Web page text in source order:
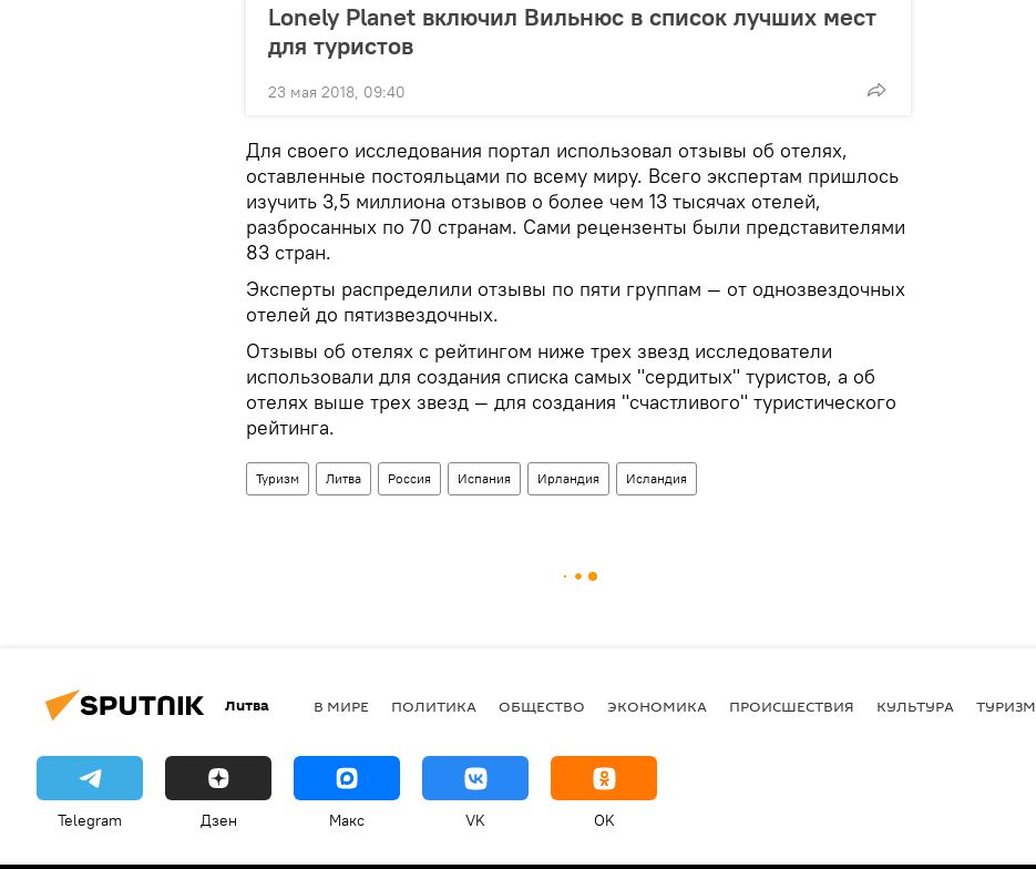
Lonely Planet включил Вильнюс в список лучших мест
для туристов
23 мая 2018, 09:40
Для своего исследования портал использовал отзывы об отелях,
оставленные постояльцами по всему миру. Всего экспертам пришлось
изучить 3,5 миллиона отзывов о более чем 13 тысячах отелей,
разбросанных по 70 странам. Сами рецензенты были представителями
83 стран.
Эксперты распределили отзывы по пяти группам — от однозвездочных
отелей до пятизвездочных.
Отзывы об отелях с рейтингом ниже трех звезд исследователи
использовали для создания списка самых "сердитых" туристов, а об
отелях выше трех звезд — для создания "счастливого" туристического
рейтинга.
Туризм Литва Россия Испания Ирландия Исландия
Литва В МИРЕ ПОЛИТИКА ОБЩЕСТВО ЭКОНОМИКА ПРОИСШЕСТВИЯ КУЛЬТУРА ТУРИЗМ
Telegram Дзен Макс VK OK